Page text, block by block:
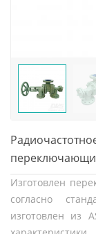
маховик, ASME
Изготовлен
согласно
изготовлен из